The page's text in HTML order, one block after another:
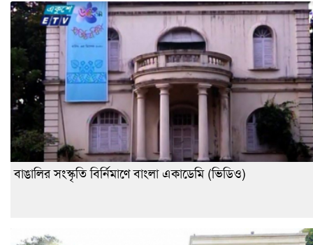
বাঙালির সংস্কৃতি বির্নিমাণে বাংলা একাডেমি (ভিডিও)